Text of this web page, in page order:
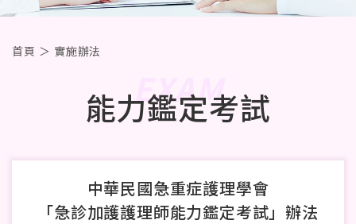
首頁 ＞ 實施辦法
能力鑑定考試
EXAM
中華民國急重症護理學會
「急診加護護理師能力鑑定考試」辦法